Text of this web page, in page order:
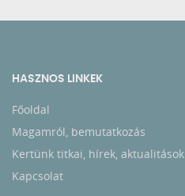
HASZNOS LINKEK
Főoldal
Magamról, bemutatkozás
Kertünk titkai, hírek, aktualitások
Kapcsolat